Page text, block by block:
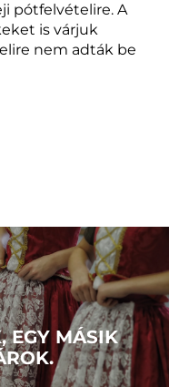
pótfelvételire. A
is várjuk
nem adták be
EGY MÁSIK